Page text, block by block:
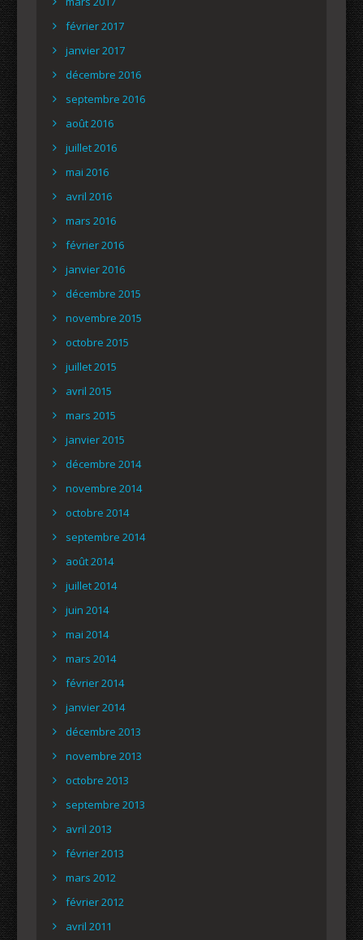
février 2017
janvier 2017
décembre 2016
septembre 2016
août 2016
juillet 2016
mai 2016
avril 2016
mars 2016
février 2016
janvier 2016
décembre 2015
novembre 2015
octobre 2015
juillet 2015
avril 2015
mars 2015
janvier 2015
décembre 2014
novembre 2014
octobre 2014
septembre 2014
août 2014
juillet 2014
juin 2014
mai 2014
mars 2014
février 2014
janvier 2014
décembre 2013
novembre 2013
octobre 2013
septembre 2013
avril 2013
février 2013
mars 2012
février 2012
avril 2011